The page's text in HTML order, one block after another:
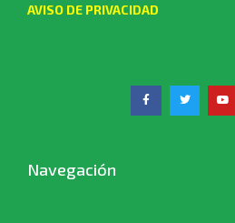
AVISO DE PRIVACIDAD
Navegación